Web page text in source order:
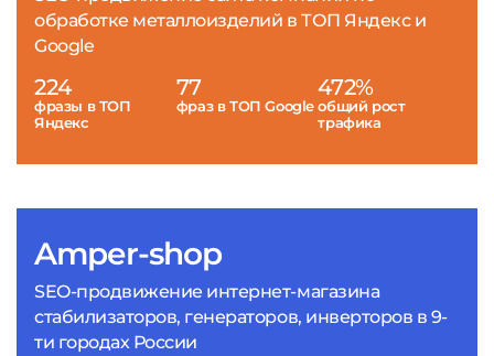
Amper-shop
SEO-продвижение интернет-магазина
стабилизаторов, генераторов, инверторов в 9-
ти городах России
обработке металлоизделий в ТОП Яндекс и
Google
224
фразы в ТОП
Яндекс
77
фраз в ТОП Google
472%
общий рост
трафика